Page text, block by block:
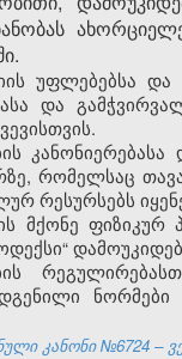
უფლებებსა
და
რომელსაც
რესურსებს
მქონე
კანონი №6724 –